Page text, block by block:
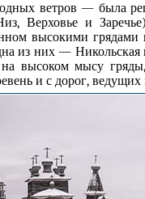
ветров — была
Верховье и
высокими грядами
из них — Никольская
высоком мысу
и с дорог, ведущих